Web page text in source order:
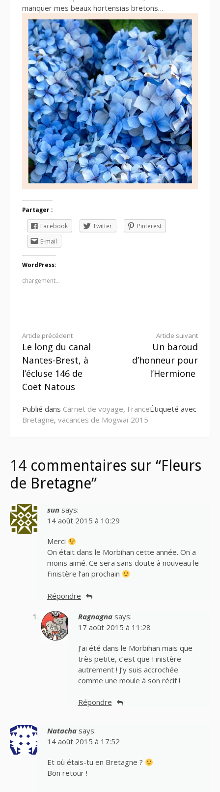
manquer mes beaux hortensias bretons…
Partager :
Facebook Twitter
Pinterest
E-mail
WordPress:
chargement…
Lire
la
suite
Article précédent
Le long du canal
Nantes-Brest, à
l’écluse 146 de
Coët Natous
Article suivant
Un baroud
d’honneur pour
l’Hermione
Publié dans Carnet de voyage, FranceÉtiqueté avec
Bretagne, vacances de Mogwaï 2015
14 commentaires sur “Fleurs
de Bretagne”
sun says:
14 août 2015 à 10:29
Merci
On était dans le Morbihan cette année. On a
moins aimé. Ce sera sans doute à nouveau le
Finistère l’an prochain
Répondre
Ragnagna says:
17 août 2015 à 11:28
J’ai été dans le Morbihan mais que
très petite, c’est que Finistère
autrement ! J’y suis accrochée
comme une moule à son récif !
Répondre
Natacha says:
14 août 2015 à 17:52
Et où étais-tu en Bretagne ?
Bon retour !